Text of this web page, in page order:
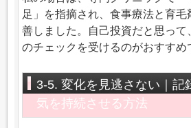
足」を指摘され、食事療法と育毛
善しました。自己投資だと思って
のチェックを受けるのがおすすめ
3-5. 変化を見逃さない｜記
気を持続させる方法